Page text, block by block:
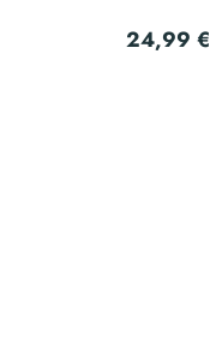
24,99 €